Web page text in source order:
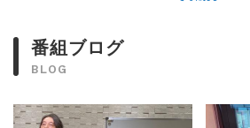
番組ブログ
BLOG